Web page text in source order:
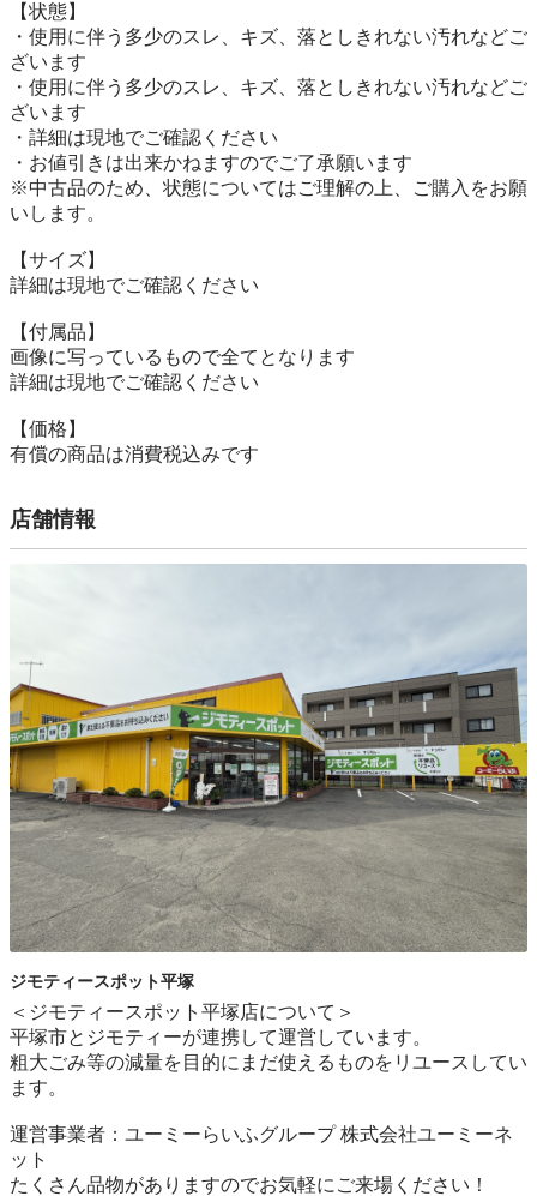
【状態】
・使用に伴う多少のスレ、キズ、落としきれない汚れなどご
ざいます
・使用に伴う多少のスレ、キズ、落としきれない汚れなどご
ざいます
・詳細は現地でご確認ください
・お値引きは出来かねますのでご了承願います
※中古品のため、状態についてはご理解の上、ご購入をお願
いします。
【サイズ】
詳細は現地でご確認ください
【付属品】
画像に写っているもので全てとなります
詳細は現地でご確認ください
【価格】
有償の商品は消費税込みです
店舗情報
ジモティースポット平塚
＜ジモティースポット平塚店について＞
平塚市とジモティーが連携して運営しています。
粗⼤ごみ等の減量を⽬的にまだ使えるものをリユースしてい
ます。
運営事業者：ユーミーらいふグループ 株式会社ユーミーネ
ット
たくさん品物がありますのでお気軽にご来場ください！